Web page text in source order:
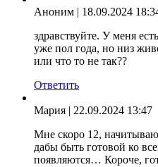
Аноним | 18.09.2024
здравствуйте. У меня
уже пол года, но низ
или что то не так??
Ответить
Мария | 22.09.2024 13:47
Мне скоро 12,
дабы быть готовой ко
появляются… Короче,